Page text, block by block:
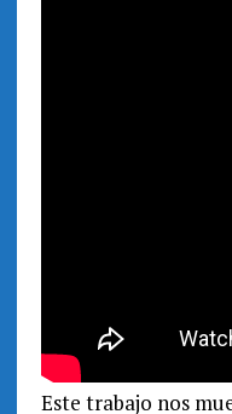
Este trabajo nos